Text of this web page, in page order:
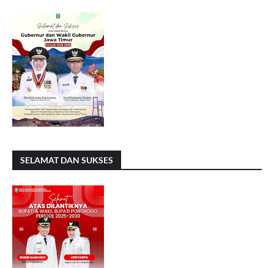
SELAMAT DAN SUKSES